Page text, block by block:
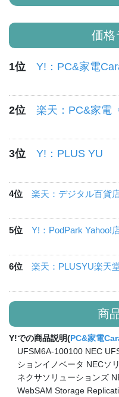
商
Y!での商品説明(PC&家電
UFSM6A-100100 NEC
ションイノベータ NECソ
ネクサソリューションズ
WebSAM Storage
価格
1位 Y!：PC&家電
2位 楽天：PC&家電
3位 Y!：PLUS YU
4位 楽天：デジタル百貨
5位 Y!：PodPark Yahoo!
6位 楽天：PLUSYU楽天